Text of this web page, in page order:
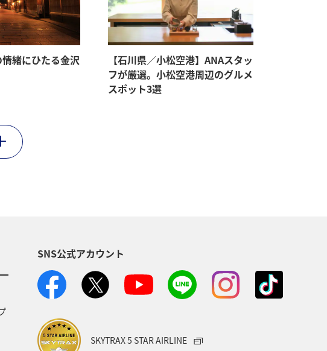
緒にひたる金沢
【石川県／小松空港】ANAスタッ
フが厳選。小松空港周辺のグルメ
スポット3選
SNS公式アカウント
SKYTRAX 5 STAR AIRLINE